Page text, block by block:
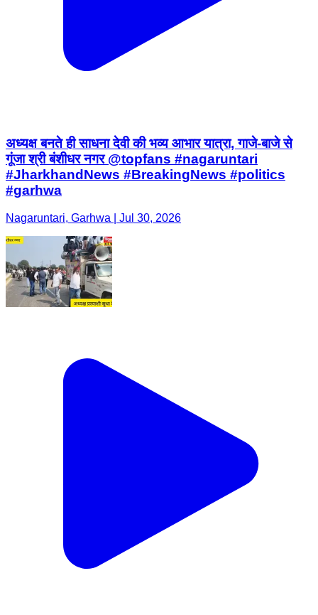
अध्यक्ष बनते ही साधना देवी की भव्य आभार यात्रा, गाजे-बाजे से
गूंजा श्री बंशीधर नगर @topfans #nagaruntari
#JharkhandNews #BreakingNews #politics
#garhwa
Nagaruntari, Garhwa | Jul 30, 2026